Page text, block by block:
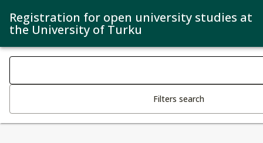
Registration for open university studies at
the University of Turku
Search filters
Filters search